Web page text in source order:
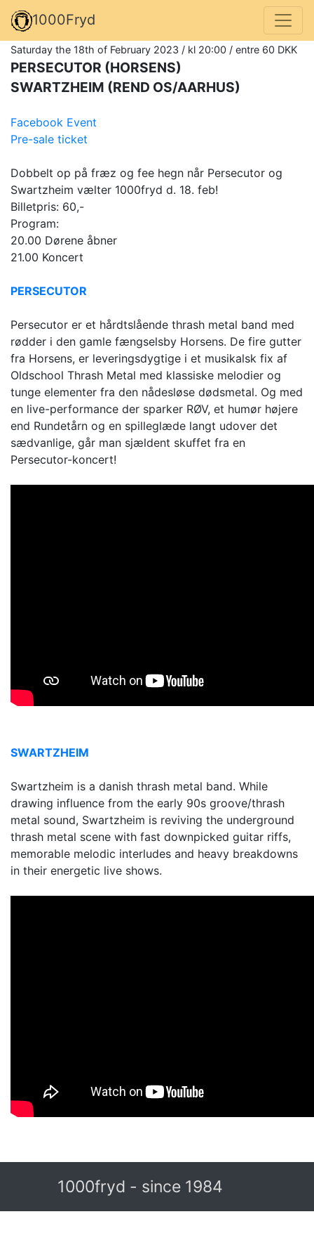
1000Fryd
Saturday the 18th of February 2023 / kl 20:00 / entre 60 DKK
PERSECUTOR (HORSENS)
SWARTZHEIM (REND OS/AARHUS)
Facebook Event
Pre-sale ticket
Dobbelt op på fræz og fee hegn når Persecutor og
Swartzheim vælter 1000fryd d. 18. feb!
Billetpris: 60,-
Program:
20.00 Dørene åbner
21.00 Koncert
PERSECUTOR
Persecutor er et hårdtslående thrash metal band med
rødder i den gamle fængselsby Horsens. De fire gutter
fra Horsens, er leveringsdygtige i et musikalsk fix af
Oldschool Thrash Metal med klassiske melodier og
tunge elementer fra den nådesløse dødsmetal. Og med
en live-performance der sparker RØV, et humør højere
end Rundetårn og en spilleglæde langt udover det
sædvanlige, går man sjældent skuffet fra en
Persecutor-koncert!
SWARTZHEIM
Swartzheim is a danish thrash metal band. While
drawing influence from the early 90s groove/thrash
metal sound, Swartzheim is reviving the underground
thrash metal scene with fast downpicked guitar riffs,
memorable melodic interludes and heavy breakdowns
in their energetic live shows.
1000fryd - since 1984